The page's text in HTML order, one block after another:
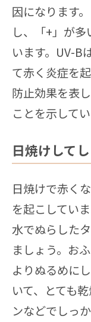
因になります
し、「+」が
います。UV-B
て赤く炎症を
防止効果を表
ことを示してい
日焼けして
日焼けで赤く
を起こしてい
水でぬらした
ましょう。お
よりぬるめに
いて、とても
ンなどでしっ